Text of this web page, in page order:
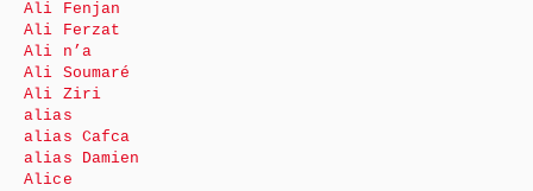
Ali Fenjan
Ali Ferzat
Ali n’a
Ali Soumaré
Ali Ziri
alias
alias Cafca
alias Damien
Alice